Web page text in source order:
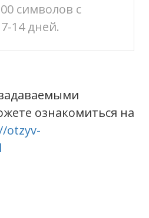
символов с
14 дней.
ознакомиться на
otzyv-